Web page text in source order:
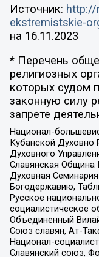
Источник: http://
ekstremistskie-
на 16.11.2023
* Перечень
религиозных
которых судом
законную силу
запрете
Национал-
Кубанской
Духовного
Славянская
Духовная
Богодержавию,
Русское
социалистическое
Объединенный
Союз славян, Ат-
Национал-
Славянский союз,